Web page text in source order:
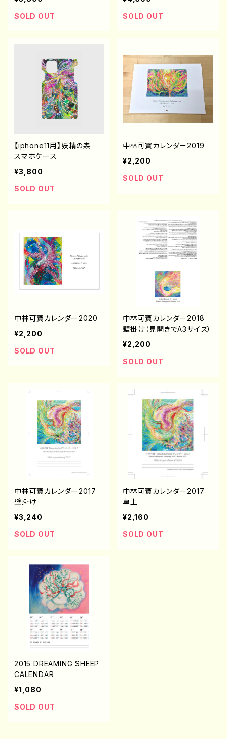
SOLD OUT
SOLD OUT
【iphone11用】妖精の森
スマホケース
¥3,800
SOLD OUT
中林可寶カレンダー2019
¥2,200
SOLD OUT
中林可寶カレンダー2020
¥2,200
SOLD OUT
中林可寶カレンダー2018
壁掛け（見開きでA3サイズ）
¥2,200
SOLD OUT
中林可寶カレンダー2017
壁掛け
¥3,240
SOLD OUT
中林可寶カレンダー2017
卓上
¥2,160
SOLD OUT
2015 DREAMING SHEEP
CALENDAR
¥1,080
SOLD OUT